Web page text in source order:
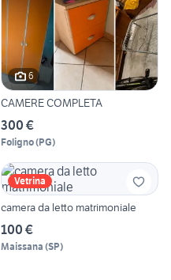
6
CAMERE COMPLETA
300 €
Foligno(PG)
Vetrina
camera da letto matrimoniale
100 €
Maissana (SP)